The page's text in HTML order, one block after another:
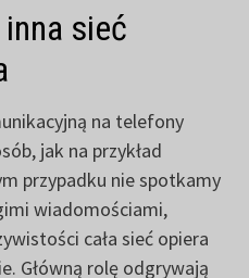
sieć
na telefony
jak na przykład
przypadku nie spotkamy
wiadomościami,
cała sieć opiera
Główną rolę odgrywają